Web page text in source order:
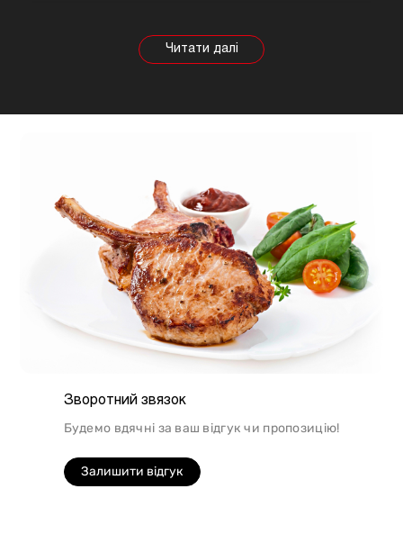
залежності від тварини властивості продукту
будуть змінюватися, так само як рекомендації
підійде для людей, які сидять на дієті.
Зворотний звязок
Будемо вдячні за ваш відгук чи пропозицію!
Залишити відгук